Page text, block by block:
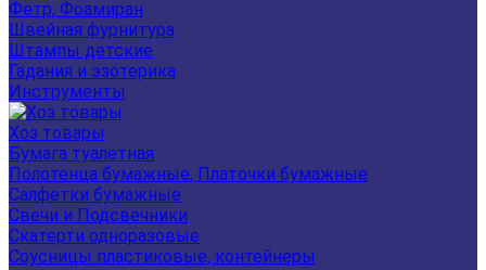
Фетр, Фоамиран
Швейная фурнитура
Штампы детские
Гадания и эзотерика
Инструменты
Хоз товары
Бумага туалетная
Полотенца бумажные, Платочки бумажные
Салфетки бумажные
Свечи и Подсвечники
Скатерти одноразовые
Соусницы пластиковые, контейнеры